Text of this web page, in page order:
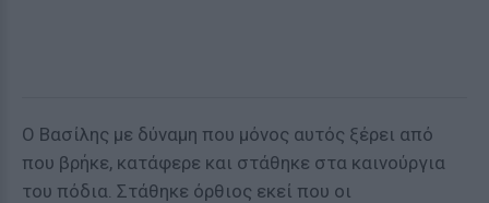
Ο Βασίλης με δύναμη που μόνος αυτός ξέρει από
που βρήκε, κατάφερε και στάθηκε στα καινούργια
του πόδια. Στάθηκε όρθιος εκεί που οι